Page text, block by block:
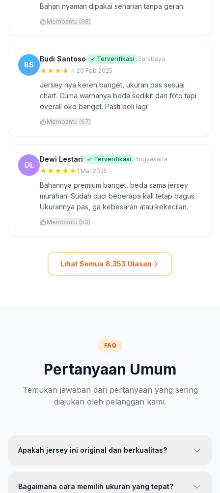
Bahan nyaman dipakai seharian tanpa gerah.
Membantu (98)
BS
Budi Santoso ✓ Terverifikasi Surabaya
★★★★ ★ 20 Feb 2025
Jersey nya keren banget, ukuran pas sesuai
chart. Cuma warnanya beda sedikit dari foto tapi
overall oke banget. Pasti beli lagi!
Membantu (67)
DL
Dewi Lestari ✓ Terverifikasi Yogyakarta
★★★★★ 1 Mar 2025
Bahannya premium banget, beda sama jersey
murahan. Sudah cuci beberapa kali tetap bagus.
Ukurannya pas, ga kebesaran atau kekecilan.
Membantu (53)
Lihat Semua 8.353 Ulasan
FAQ
Pertanyaan Umum
Temukan jawaban dari pertanyaan yang sering
diajukan oleh pelanggan kami.
Apakah jersey ini original dan berkualitas?
Bagaimana cara memilih ukuran yang tepat?